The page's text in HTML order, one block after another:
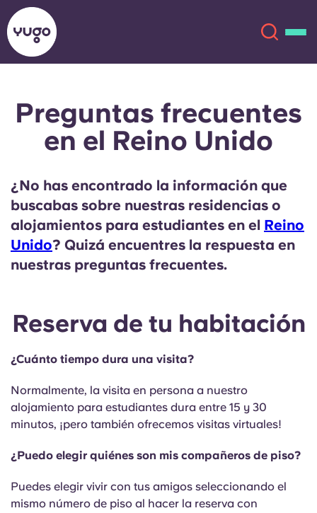
Acerca de
Ubicaciones
Más
English (GB)
English (US)
Chinese
Català
Elige un país
Elige una ciudad
Elige una residencia
Iniciar sesión
Reserva ahora
English (GB)
English (US)
Chinese Español
Català Deutsch
Italian French
Preguntas frecuentes
en el Reino Unido
¿No has encontrado la información que
buscabas sobre nuestras residencias o
alojamientos para estudiantes en el Reino
Unido? Quizá encuentres la respuesta en
nuestras preguntas frecuentes.
Reserva de tu habitación
¿Cuánto tiempo dura una visita?
Normalmente, la visita en persona a nuestro
alojamiento para estudiantes dura entre 15 y 30
minutos, ¡pero también ofrecemos visitas virtuales!
¿Puedo elegir quiénes son mis compañeros de piso?
Puedes elegir vivir con tus amigos seleccionando el
mismo número de piso al hacer la reserva con